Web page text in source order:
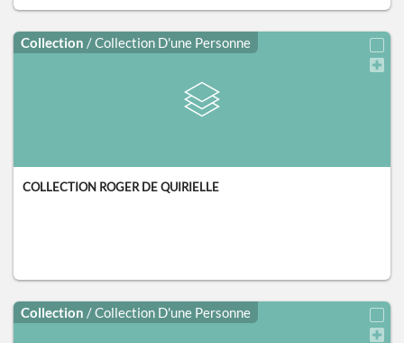
Collection / Collection D'une Personne
COLLECTION ROGER DE QUIRIELLE
Collection / Collection D'une Personne